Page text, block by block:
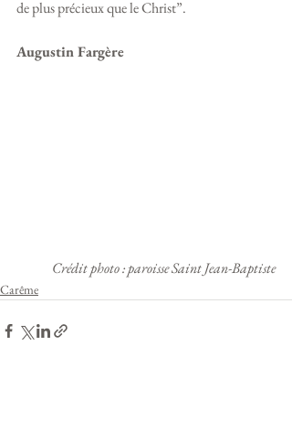
de plus précieux que le Christ”.
Augustin Fargère
Crédit photo : paroisse Saint Jean-Baptiste
Carême